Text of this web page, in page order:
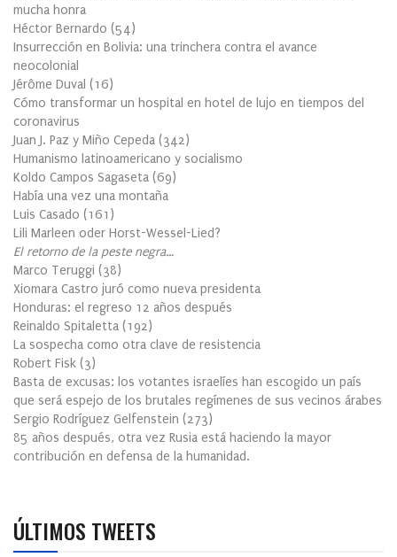
mucha honra
Héctor Bernardo (54)
Insurrección en Bolivia: una trinchera contra el avance
neocolonial
Jérôme Duval (16)
Cómo transformar un hospital en hotel de lujo en tiempos del
coronavirus
Juan J. Paz y Miño Cepeda (342)
Humanismo latinoamericano y socialismo
Koldo Campos Sagaseta (69)
Había una vez una montaña
Luis Casado (161 )
Lili Marleen oder Horst-Wessel-Lied?
El retorno de la peste negra…
Marco Teruggi (38)
Xiomara Castro juró como nueva presidenta
Honduras: el regreso 12 años después
Reinaldo Spitaletta (192)
La sospecha como otra clave de resistencia
Robert Fisk (3)
Basta de excusas: los votantes israelíes han escogido un país
que será espejo de los brutales regímenes de sus vecinos árabes
Sergio Rodríguez Gelfenstein (273)
85 años después, otra vez Rusia está haciendo la mayor
contribución en defensa de la humanidad.
ÚLTIMOS TWEETS